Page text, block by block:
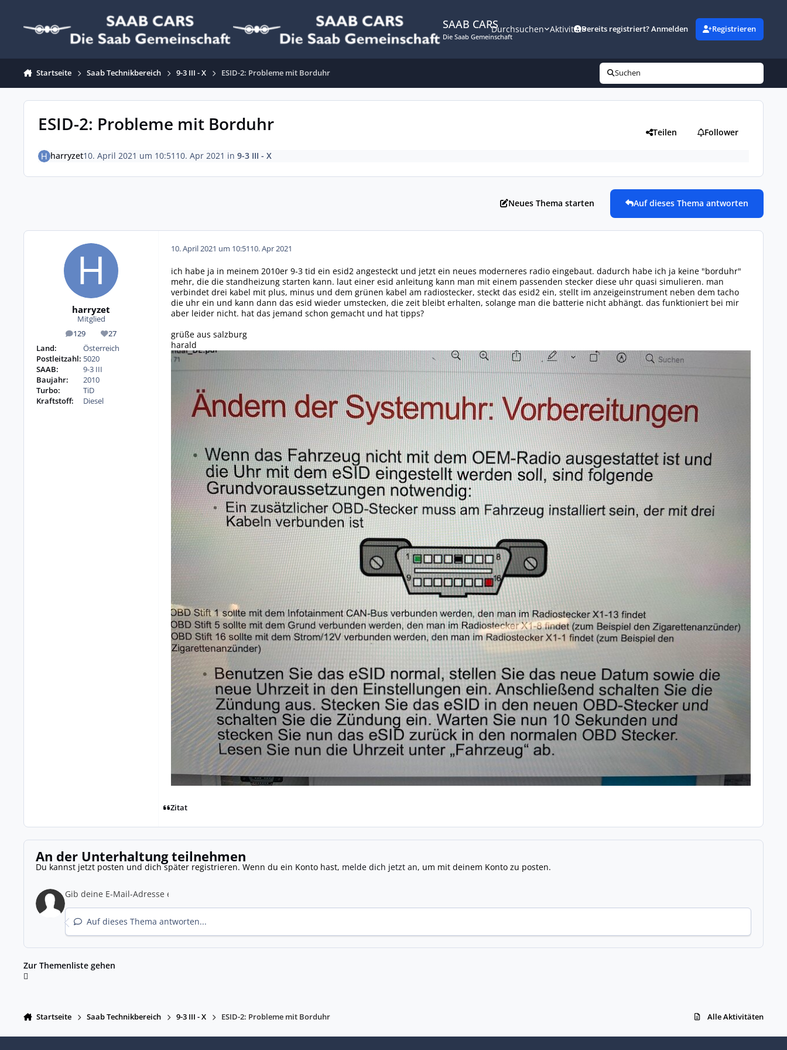
SAAB CARS
Die Saab Gemeinschaft
Durchsuchen AktivitätBereits registriert? Anmelden Registrieren
Startseite Saab Technikbereich 9-3 III - X ESID-2: Probleme mit Borduhr Suchen
ESID-2: Probleme mit Borduhr Teilen Follower
harryzet10. April 2021 um 10:51 10. Apr 2021 in 9-3 III - X
Neues Thema starten Auf dieses Thema antworten
harryzet
Mitglied
129
Beiträge 27
Reputation
Land:
Österreich
Postleitzahl: 5020
SAAB:
9-3 III
Baujahr:
2010
Turbo:
TiD
Kraftstoff:
Diesel
10. April 2021 um 10:5110. Apr 2021
ich habe ja in meinem 2010er 9-3 tid ein esid2 angesteckt und jetzt ein neues moderneres radio eingebaut. dadurch habe ich ja keine "borduhr"
mehr, die die standheizung starten kann. laut einer esid anleitung kann man mit einem passenden stecker diese uhr quasi simulieren. man
verbindet drei kabel mit plus, minus und dem grünen kabel am radiostecker, steckt das esid2 ein, stellt im anzeigeinstrument neben dem tacho
die uhr ein und kann dann das esid wieder umstecken, die zeit bleibt erhalten, solange man die batterie nicht abhängt. das funktioniert bei mir
aber leider nicht. hat das jemand schon gemacht und hat tipps?
grüße aus salzburg
harald
Zitat
An der Unterhaltung teilnehmen
Du kannst jetzt posten und dich später registrieren. Wenn du ein Konto hast, melde dich jetzt an, um mit deinem Konto zu posten.
Auf dieses Thema antworten...
Zur Themenliste gehen
Startseite Saab Technikbereich 9-3 III - X ESID-2: Probleme mit Borduhr Alle Aktivitäten